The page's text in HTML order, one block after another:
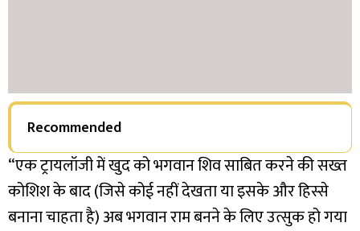
Recommended
“एक ट्रायलॉजी में खुद को भगवान शिव साबित करने की सख्त
कोशिश के बाद (जिसे कोई नहीं देखता या इसके और हिस्से
बनाना चाहता है) अब भगवान राम बनने के लिए उत्सुक हो गया